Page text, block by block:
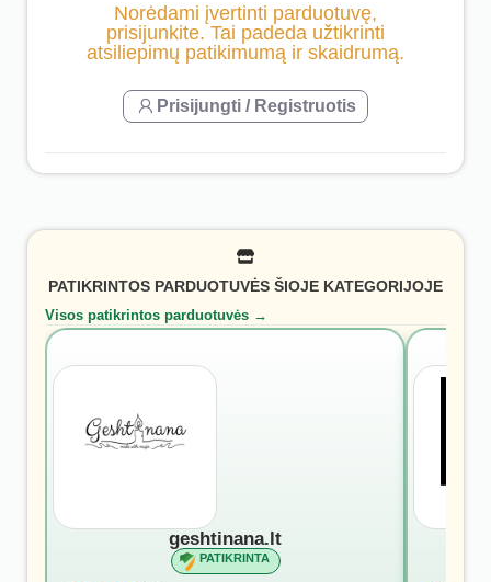
Norėdami įvertinti parduotuvę,
prisijunkite. Tai padeda užtikrinti
atsiliepimų patikimumą ir skaidrumą.
Prisijungti / Registruotis
PATIKRINTOS PARDUOTUVĖS ŠIOJE KATEGORIJOJE
Visos patikrintos parduotuvės →
geshtinana.lt
PATIKRINTA